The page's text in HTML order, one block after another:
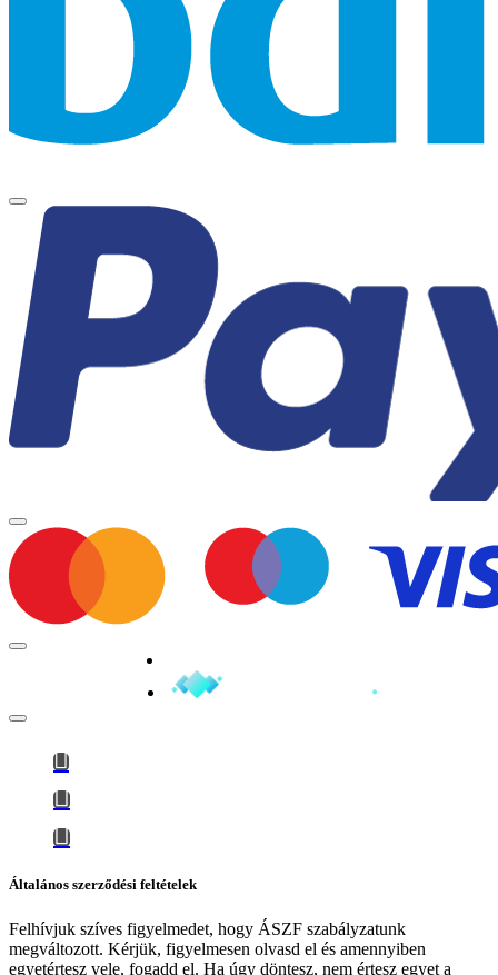
Általános szerződési feltételek
Felhívjuk szíves figyelmedet, hogy ÁSZF szabályzatunk
megváltozott. Kérjük, figyelmesen olvasd el és amennyiben
egyetértesz vele, fogadd el. Ha úgy döntesz, nem értesz egyet a